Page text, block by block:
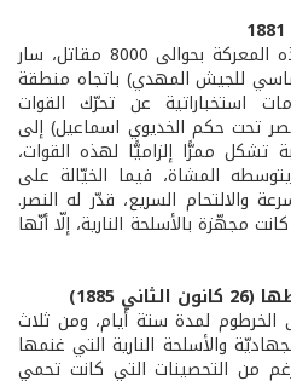
قُدّر عدد قوات المهدي في هذه المعركة بحوالى 8000 مقاتل، سار
للجيش المهدي) باتجاه منطقة
استخباراتية عن تحرّك القوات
تحت حكم الخديوي اسماعيل) إلى
ممرًّا إلزاميًّا لهذه القوات،
المشاة، فيما الخيّالة على
والالتحام السريع، قدّر له النصر.
مجهّزة بالأسلحة النارية، إلّا أنّها
1885)
لمدة ستة أيام، ومن ثلاث
والأسلحة النارية التي غنمها
من التحصينات التي كانت تحمي